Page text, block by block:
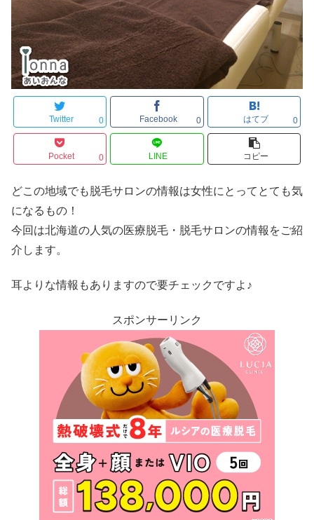
Twitter 0 Facebook 0 はてブ 0
Pocket 0 LINE コピー
どこの地域でも脱毛サロンの情報は女性にとってとても気
になるもの！
今回は北海道の人気の医療脱毛・脱毛サロンの情報をご紹
介します。
耳よりな情報もありますので要チェックですよ♪
スポンサーリンク